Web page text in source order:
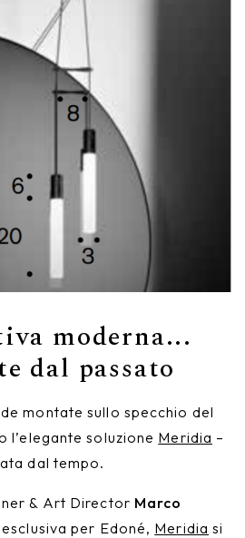
moderna...
dal passato
montate sullo specchio del
l’elegante soluzione Meridia –
dal tempo.
& Art Director Marco
per Edoné, Meridia si